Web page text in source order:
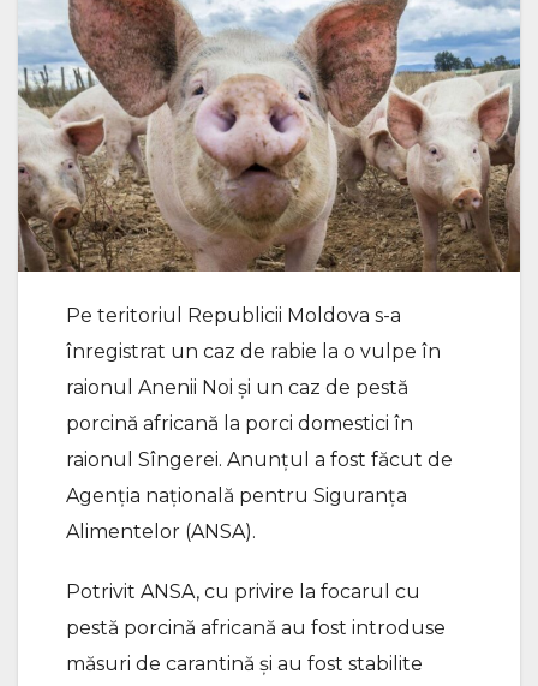
Pe teritoriul Republicii Moldova s-a
înregistrat un caz de rabie la o vulpe în
raionul Anenii Noi și un caz de pestă
porcină africană la porci domestici în
raionul Sîngerei. Anunțul a fost făcut de
Agenția națională pentru Siguranța
Alimentelor (ANSA).
Potrivit ANSA, cu privire la focarul cu
pestă porcină africană au fost introduse
măsuri de carantină și au fost stabilite